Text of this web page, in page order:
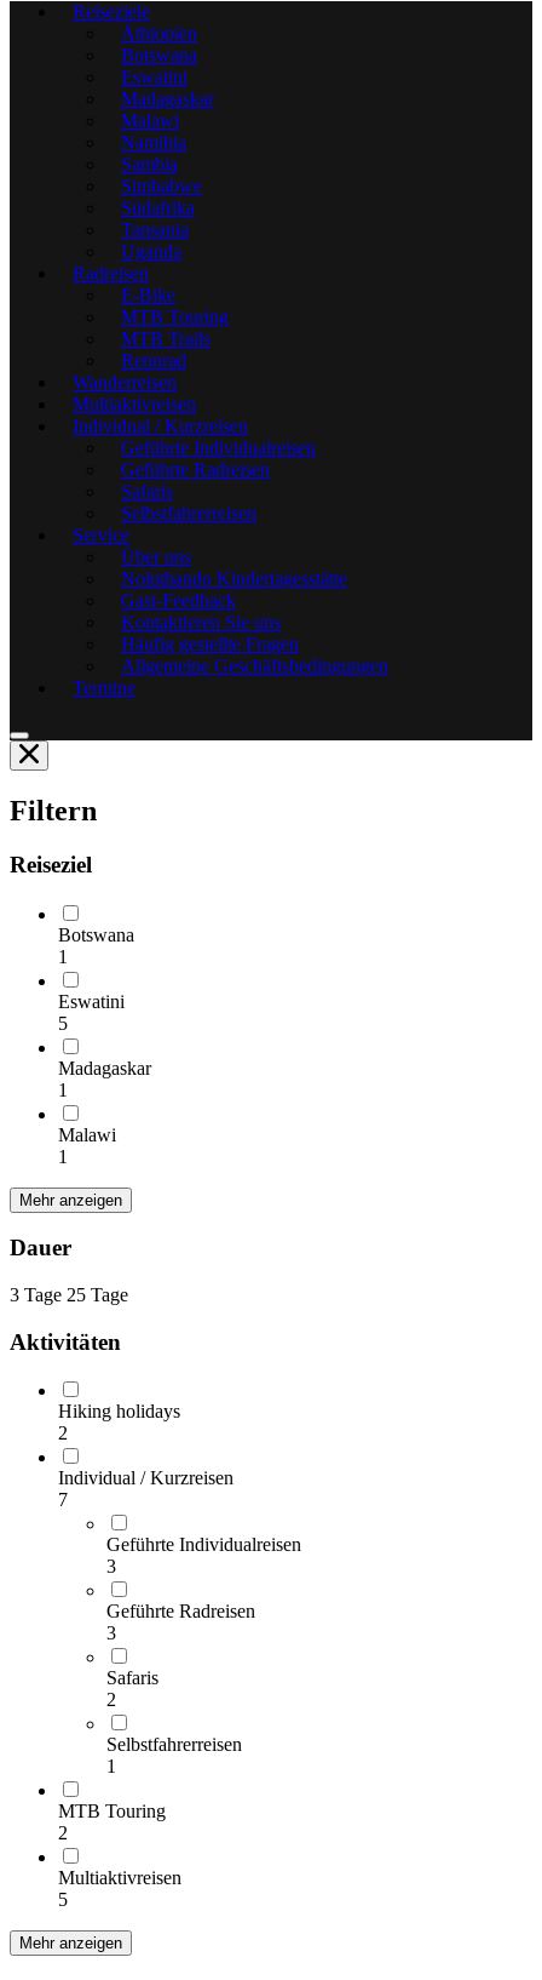
Reiseziele
Äthiopien
Botswana
Eswatini
Madagaskar
Malawi
Namibia
Sambia
Simbabwe
Südafrika
Tansania
Uganda
Radreisen
E-Bike
MTB Touring
MTB Trails
Rennrad
Wanderreisen
Multiaktivreisen
Individual / Kurzreisen
Geführte Individualreisen
Geführte Radreisen
Safaris
Selbstfahrerreisen
Service
Über uns
Noluthando Kindertagesstätte
Gast-Feedback
Kontaktieren Sie uns
Häufig gestellte Fragen
Allgemeine Geschäftsbedingungen
Termine
Filtern
Reiseziel
Botswana
1
Eswatini
5
Madagaskar
1
Malawi
1
Mehr anzeigen
Dauer
3 Tage 25 Tage
Aktivitäten
Hiking holidays
2
Individual / Kurzreisen
7
Geführte Individualreisen
3
Geführte Radreisen
3
Safaris
2
Selbstfahrerreisen
1
MTB Touring
2
Multiaktivreisen
5
Mehr anzeigen